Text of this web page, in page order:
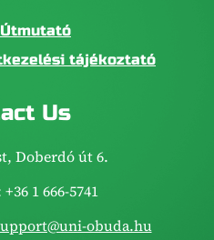
Útmutató
tájékoztató
Us
Doberdó út 6.
1 666-5741
obuda.hu